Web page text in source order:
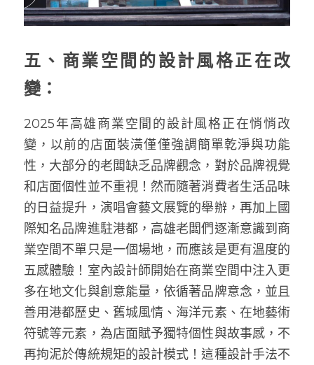
五、商業空間的設計風格正在改
變：
2025年高雄商業空間的設計風格正在悄悄改
變，以前的店面裝潢僅僅強調簡單乾淨與功能
性，大部分的老闆缺乏品牌觀念，對於品牌視覺
和店面個性並不重視！然而隨著消費者生活品味
的日益提升，演唱會藝文展覽的舉辦，再加上國
際知名品牌進駐港都，高雄老闆們逐漸意識到商
業空間不單只是一個場地，而應該是更有溫度的
五感體驗！室內設計師開始在商業空間中注入更
多在地文化與創意能量，依循著品牌意念，並且
善用港都歷史、舊城風情、海洋元素、在地藝術
符號等元素，為店面賦予獨特個性與故事感，不
再拘泥於傳統規矩的設計模式！這種設計手法不